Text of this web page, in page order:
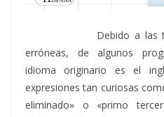
Debido a las
erróneas, de algunos
idioma originario es el
expresiones tan curiosas
eliminado» o «primo